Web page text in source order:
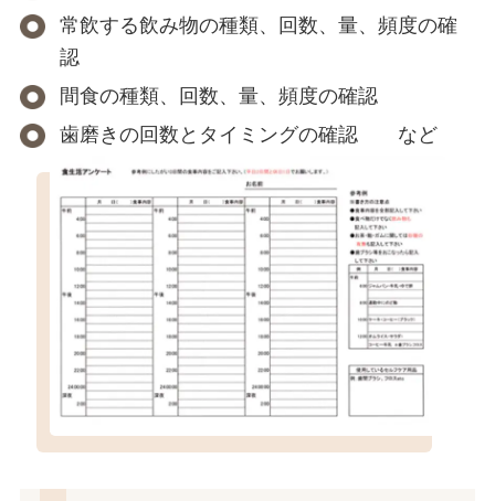
常飲する飲み物の種類、回数、量、頻度の確
認
間食の種類、回数、量、頻度の確認
歯磨きの回数とタイミングの確認 など